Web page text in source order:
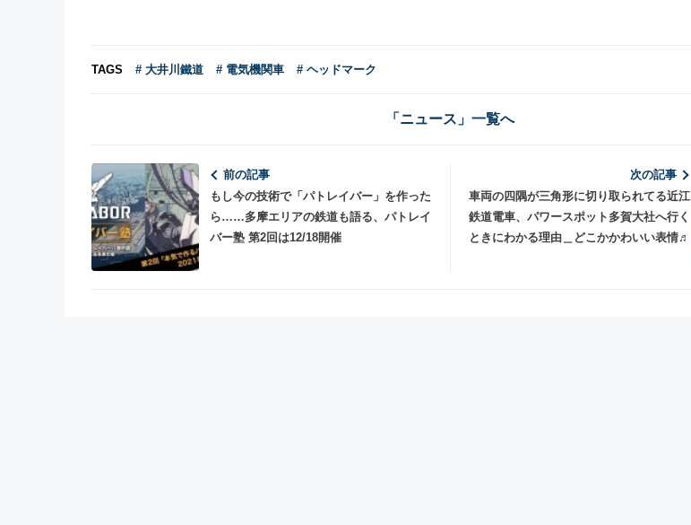
TAGS # 大井川鐵道 # 電気機関車 # ヘッドマーク
「ニュース」一覧へ
前の記事
もし今の技術で「パトレイバー」を作った
ら……多摩エリアの鉄道も語る、パトレイ
バー塾 第2回は12/18開催
次の記事
車両の四隅が三角形に切り取られてる近江
鉄道電車、パワースポット多賀大社へ行く
ときにわかる理由＿どこかかわいい表情♬